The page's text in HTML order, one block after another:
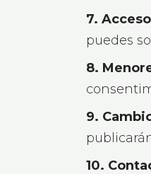
7.
puedes
8.
9.
10.